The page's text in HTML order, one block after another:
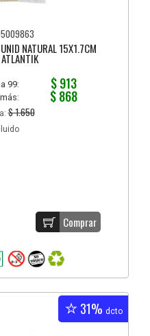
NATURAL 15X1.7CM
99: $ 913
$ 868
$ 1.650
Comprar
31% dcto